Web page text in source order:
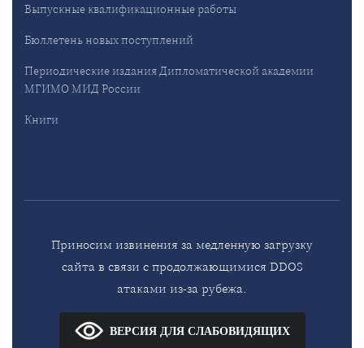
Выпускные квалификационные работы
Бюллетень новых поступлений
Периодические издания Дипломатической академии
МГИМО МИД России
Книги
Приносим извинения за медленную загрузку
сайта в связи с продолжающимися DDOS
атаками из-за рубежа.
ВЕРСИЯ ДЛЯ СЛАБОВИДЯЩИХ